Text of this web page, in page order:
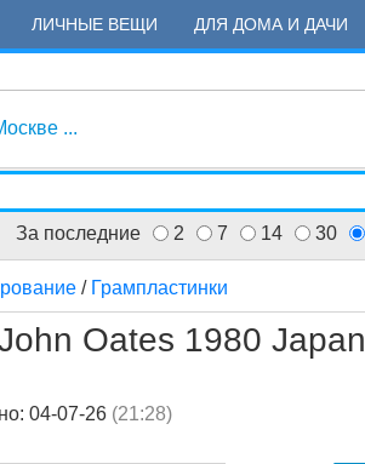
ЛИЧНЫЕ ВЕЩИ ДЛЯ ДОМА И ДАЧИ
...
За последние 2 7 14 30
/ Грампластинки
Oates 1980 Japan
04-07-26 (21:28)